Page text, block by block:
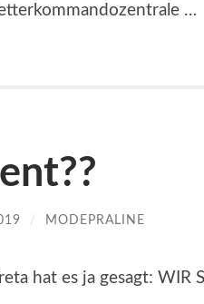
…
/ MODEPRALINE
hat es ja gesagt: WIR